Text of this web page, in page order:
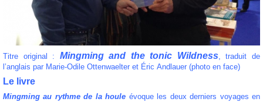
Titre original : Mingming and the tonic Wildness, traduit de
l’anglais par Marie-Odile Ottenwaelter et Éric Andlauer (photo en face)
Le livre
Mingming au rythme de la houle évoque les deux derniers voyages en